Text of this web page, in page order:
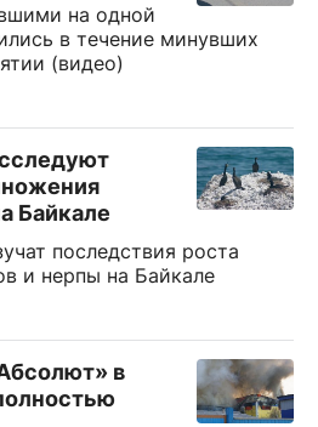
на одной
в течение минувших
(видео)
Байкале
последствия роста
и нерпы на Байкале
в